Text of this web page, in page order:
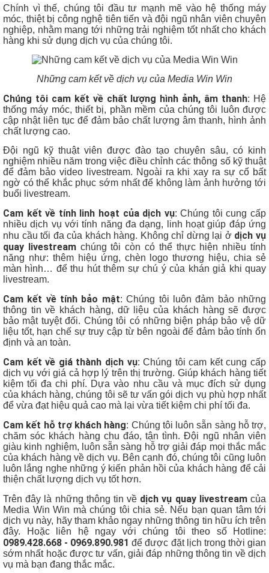
Chính vì thế, chúng tôi đầu tư mạnh mẽ vào hệ thống máy
móc, thiệt bị công nghệ tiên tiến và đội ngũ nhân viên chuyên
nghiệp, nhằm mang tới những trải nghiệm tốt nhất cho khách
hàng khi sử dụng dịch vụ của chúng tôi.
Những cam kết về dịch vụ của Media Win Win
Chúng tôi cam kết về chất lượng hình ảnh, âm thanh: Hệ
thống máy móc, thiết bị, phần mềm của chúng tôi luôn được
cập nhật liên tục để đảm bảo chất lượng âm thanh, hình ảnh
chất lượng cao.
Đội ngũ kỹ thuật viên được đào tạo chuyên sâu, có kinh
nghiệm nhiều năm trong việc điều chỉnh các thông số kỹ thuật
để đảm bảo video livestream. Ngoài ra khi xay ra sự cố bất
ngờ có thể khắc phục sớm nhất để không làm ảnh hưởng tới
buổi livestream.
Cam kết về tính linh hoạt của dịch vụ: Chúng tôi cung cấp
nhiều dịch vụ với tính năng đa dạng, linh hoạt giúp đáp ứng
nhu cầu tối đa của khách hàng. Không chỉ dừng lại ở dịch vụ
quay livestreamchúng tôi còn có thể thực hiện nhiều tính
năng như: thêm hiệu ứng, chèn logo thương hiệu, chia sẻ
màn hình… để thu hút thêm sự chú ý của khán giả khi quay
livestream.
Cam kết về tính bảo mật: Chúng tôi luôn đảm bảo những
thông tin về khách hàng, dữ liệu của khách hàng sẽ được
bảo mật tuyệt đối. Chúng tôi có những biện pháp bảo vệ dữ
liệu tốt, hạn chế sự truy cập từ bên ngoài để đảm bảo tính ổn
định và an toàn.
Cam kết về giá thành dịch vụ: Chúng tôi cam kết cung cấp
dịch vụ với giá cả hợp lý trên thị trường. Giúp khách hàng tiết
kiệm tối đa chi phí. Dựa vào nhu cầu và mục đích sử dụng
của khách hàng, chúng tôi sẽ tư vấn gói dịch vụ phù hợp nhất
để vừa đạt hiệu quả cao mà lại vừa tiết kiệm chi phí tối đa.
Cam kết hỗ trợ khách hàng: Chúng tôi luôn sẵn sàng hỗ trợ,
chăm sóc khách hàng chu đáo, tận tình. Đội ngũ nhân viên
giàu kinh nghiệm, luôn sẵn sàng hỗ trợ giải đáp mọi thắc mắc
của khách hàng về dịch vụ. Bên cạnh đó, chúng tôi cũng luôn
luôn lắng nghe những ý kiến phản hồi của khách hàng để cải
thiện chất lượng dịch vụ tốt hơn.
Trên đây là những thông tin về dịch vụ quay livestreamcủa
Media Win Win mà chúng tôi chia sẻ. Nếu bạn quan tâm tới
dịch vụ này, hãy tham khảo ngay những thông tin hữu ích trên
đây. Hoặc liên hệ ngay với chúng tôi theo số Hotline:
0989.428.668 - 0969.890.981 để được đặt lịch trong thời gian
sớm nhất hoặc được tư vấn, giải đáp những thông tin về dịch
vụ mà bạn đang thắc mắc.